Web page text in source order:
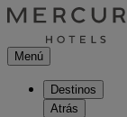
Menú
Destinos
Atrás